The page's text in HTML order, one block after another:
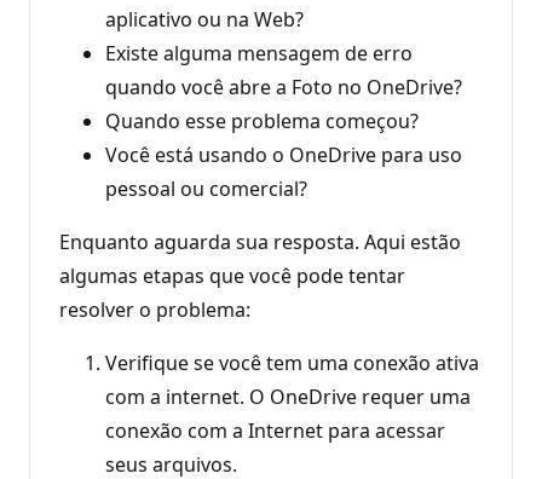
aplicativo ou na Web?
Existe alguma mensagem de erro
quando você abre a Foto no OneDrive?
Quando esse problema começou?
Você está usando o OneDrive para uso
pessoal ou comercial?
Enquanto aguarda sua resposta. Aqui estão
algumas etapas que você pode tentar
resolver o problema:
Verifique se você tem uma conexão ativa
com a internet. O OneDrive requer uma
conexão com a Internet para acessar
seus arquivos.